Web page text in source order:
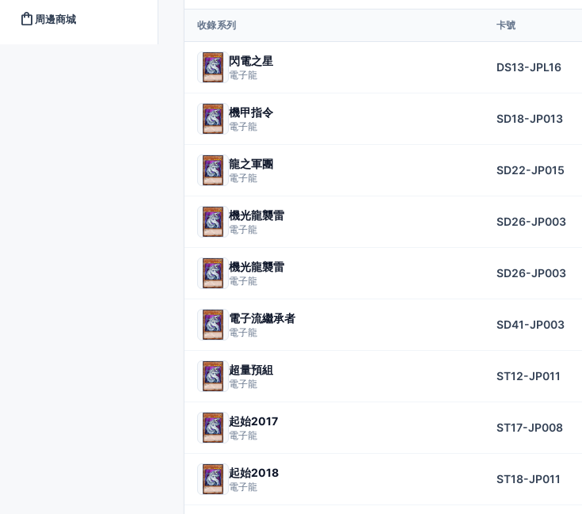
shopping_bag 周邊商城 收錄系列 卡號
閃電之星
電子龍
DS13-JPL16
機甲指令
電子龍
SD18-JP013
龍之軍團
電子龍
SD22-JP015
機光龍襲雷
電子龍
SD26-JP003
機光龍襲雷
電子龍
SD26-JP003
電子流繼承者
電子龍
SD41-JP003
超量預組
電子龍
ST12-JP011
起始2017
電子龍
ST17-JP008
起始2018
電子龍
ST18-JP011